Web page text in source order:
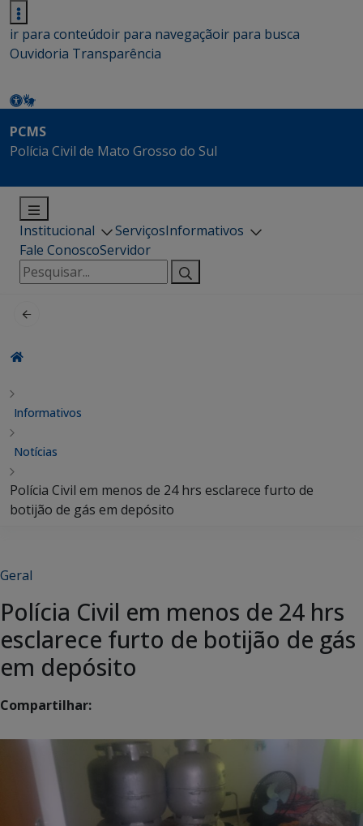
ir para conteúdoir para navegaçãoir para busca
Ouvidoria Transparência
PCMS
Polícia Civil de Mato Grosso do Sul
Institucional ServiçosInformativos
Fale ConoscoServidor
Pesquisar
por:
Informativos
Notícias
Polícia Civil em menos de 24 hrs esclarece furto de
botijão de gás em depósito
Geral
Polícia Civil em menos de 24 hrs
esclarece furto de botijão de gás
em depósito
Compartilhar: